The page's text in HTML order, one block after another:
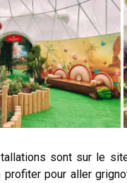
sont sur le
pour aller